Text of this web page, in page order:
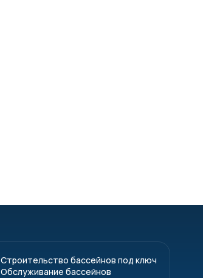
Строительство бассейнов под ключ
Обслуживание бассейнов